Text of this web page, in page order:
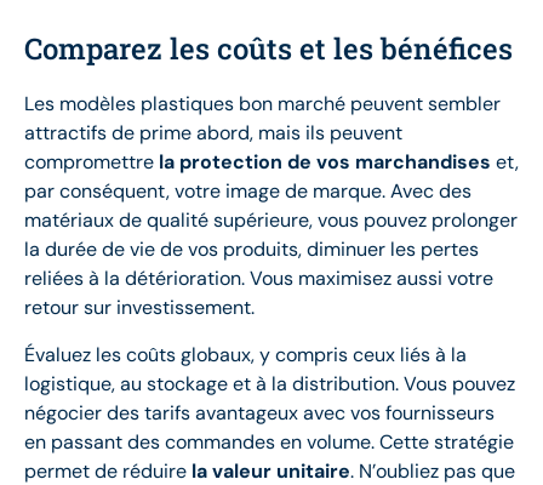
Comparez les coûts et les bénéfices
Les modèles plastiques bon marché peuvent sembler
attractifs de prime abord, mais ils peuvent
compromettre la protection de vos marchandises et,
par conséquent, votre image de marque. Avec des
matériaux de qualité supérieure, vous pouvez prolonger
la durée de vie de vos produits, diminuer les pertes
reliées à la détérioration. Vous maximisez aussi votre
retour sur investissement.
Évaluez les coûts globaux, y compris ceux liés à la
logistique, au stockage et à la distribution. Vous pouvez
négocier des tarifs avantageux avec vos fournisseurs
en passant des commandes en volume. Cette stratégie
permet de réduire la valeur unitaire. N’oubliez pas que